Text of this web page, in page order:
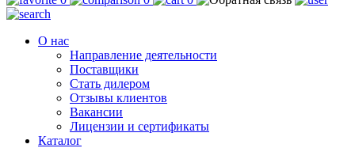
О нас
Направление деятельности
Поставщики
Стать дилером
Отзывы клиентов
Вакансии
Лицензии и сертификаты
Каталог